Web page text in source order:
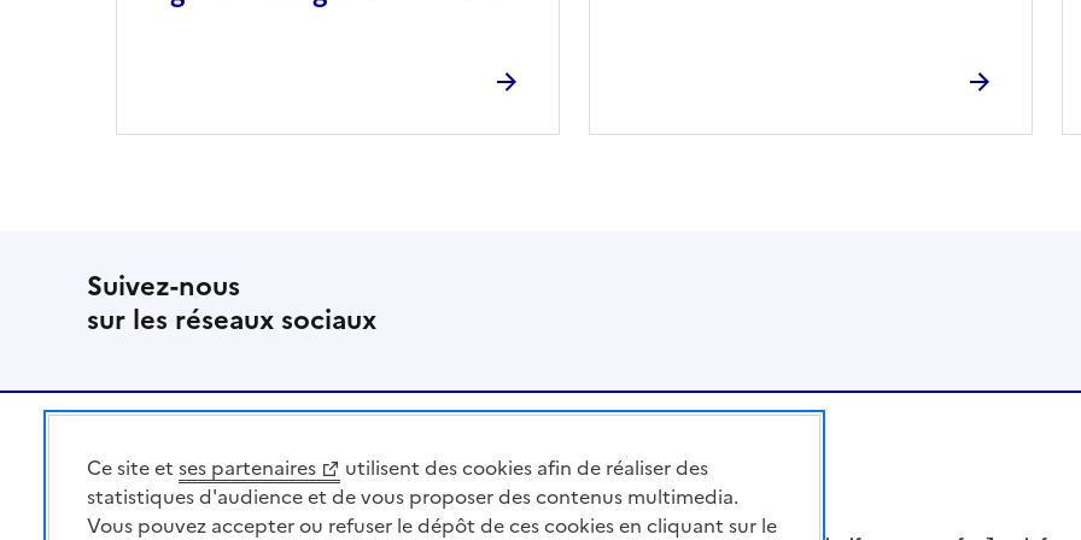
Suivez-nous
sur les réseaux sociaux
Pied de page
MINISTÈRE
DE L'AGRICULTURE
DE L'AGRO-ALIMENTAIRE
Ce site et ses partenaires
utilisent des cookies afin de réaliser des
statistiques d'audience et de vous proposer des contenus multimedia.
Vous pouvez accepter ou refuser le dépôt de ces cookies en cliquant sur le